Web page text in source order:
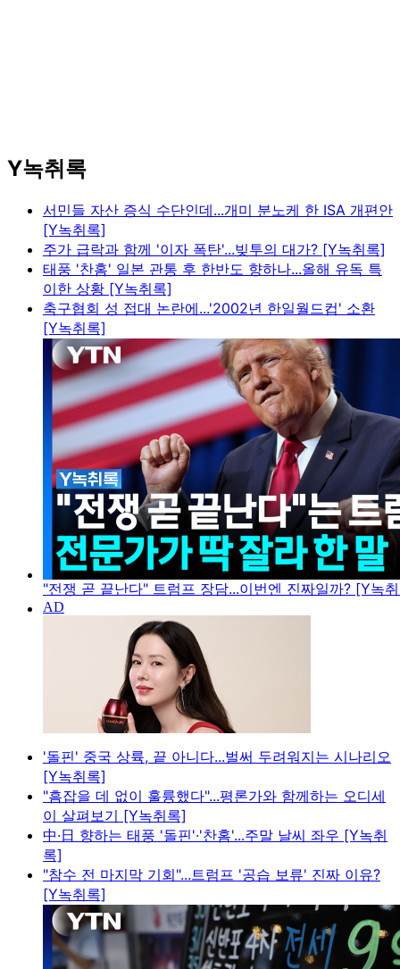
Y녹취록
서민들 자산 증식 수단인데...개미 분노케 한 ISA 개편안
[Y녹취록]
주가 급락과 함께 '이자 폭탄'...빚투의 대가? [Y녹취록]
태풍 '찬홈' 일본 관통 후 한반도 향하나...올해 유독 특
이한 상황 [Y녹취록]
축구협회 성 접대 논란에...'2002년 한일월드컵' 소환
[Y녹취록]
"전쟁 곧 끝난다" 트럼프 장담...이번엔 진짜일까? [Y녹
'돌핀' 중국 상륙, 끝 아니다...벌써 두려워지는 시나리오
[Y녹취록]
"흠잡을 데 없이 훌륭했다"...평론가와 함께하는 오디세
이 살펴보기 [Y녹취록]
中·日 향하는 태풍 '돌핀'·'찬홈'...주말 날씨 좌우 [Y녹취
록]
"참수 전 마지막 기회"...트럼프 '공습 보류' 진짜 이유?
[Y녹취록]